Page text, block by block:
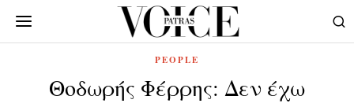
PEOPLE
Θοδωρής Φέρρης: Δεν έχω